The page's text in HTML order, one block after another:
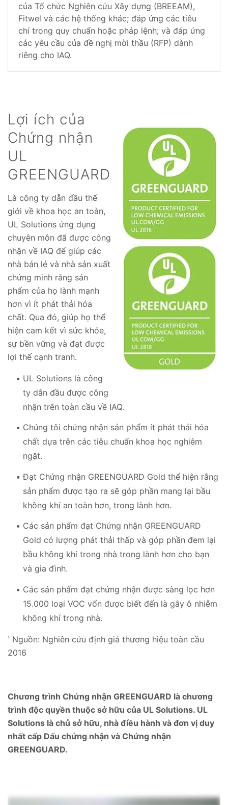
của Tổ chức Nghiên cứu Xây dựng (BREEAM),
Fitwel và các hệ thống khác; đáp ứng các tiêu
chí trong quy chuẩn hoặc pháp lệnh; và đáp ứng
các yêu cầu của đề nghị mời thầu (RFP) dành
riêng cho IAQ.
Lợi ích của
Chứng nhận
UL
GREENGUARD
Là công ty dẫn đầu thế
giới về khoa học an toàn,
UL Solutions ứng dụng
chuyên môn đã được công
nhận về IAQ để giúp các
nhà bán lẻ và nhà sản xuất
chứng minh rằng sản
phẩm của họ lành mạnh
hơn vì ít phát thải hóa
chất. Qua đó, giúp họ thể
hiện cam kết vì sức khỏe,
sự bền vững và đạt được
lợi thế cạnh tranh.
UL Solutions là công
ty dẫn đầu được công
nhận trên toàn cầu về IAQ.
Chúng tôi chứng nhận sản phẩm ít phát thải hóa
chất dựa trên các tiêu chuẩn khoa học nghiêm
ngặt.
Đạt Chứng nhận GREENGUARD Gold thể hiện rằng
sản phẩm được tạo ra sẽ góp phần mang lại bầu
không khí an toàn hơn, trong lành hơn.
Các sản phẩm đạt Chứng nhận GREENGUARD
Gold có lượng phát thải thấp và góp phần đem lại
bầu không khí trong nhà trong lành hơn cho bạn
và gia đình.
Các sản phẩm đạt chứng nhận được sàng lọc hơn
15.000 loại VOC vốn được biết đến là gây ô nhiễm
không khí trong nhà.
1
Nguồn: Nghiên cứu định giá thương hiệu toàn cầu
2016
Chương trình Chứng nhận GREENGUARD là chương
trình độc quyền thuộc sở hữu của UL Solutions. UL
Solutions là chủ sở hữu, nhà điều hành và đơn vị duy
nhất cấp Dấu chứng nhận và Chứng nhận
GREENGUARD.